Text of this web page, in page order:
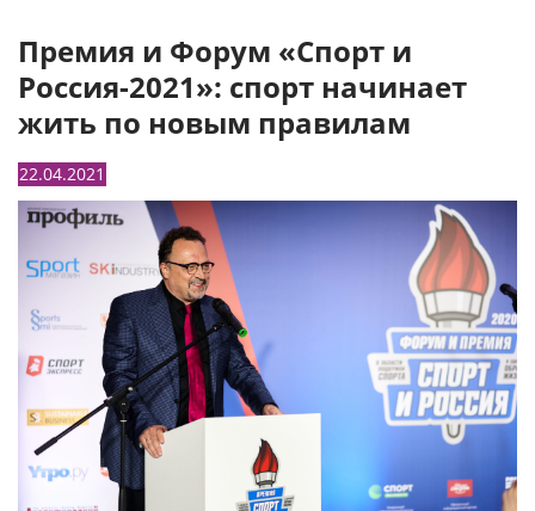
Премия и Форум «Спорт и
Россия-2021»: спорт начинает
жить по новым правилам
22.04.2021